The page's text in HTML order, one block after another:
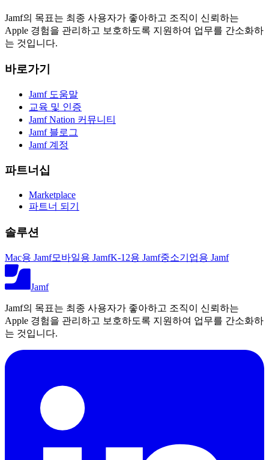
Jamf의 목표는 최종 사용자가 좋아하고 조직이 신뢰하는
Apple 경험을 관리하고 보호하도록 지원하여 업무를 간소화하
는 것입니다.
바로가기
Jamf 도움말
교육 및 인증
Jamf Nation 커뮤니티
Jamf 블로그
Jamf 계정
파트너십
Marketplace
파트너 되기
솔루션
Mac용 Jamf모바일용 JamfK-12용 Jamf중소기업용 Jamf
Jamf
Jamf의 목표는 최종 사용자가 좋아하고 조직이 신뢰하는
Apple 경험을 관리하고 보호하도록 지원하여 업무를 간소화하
는 것입니다.